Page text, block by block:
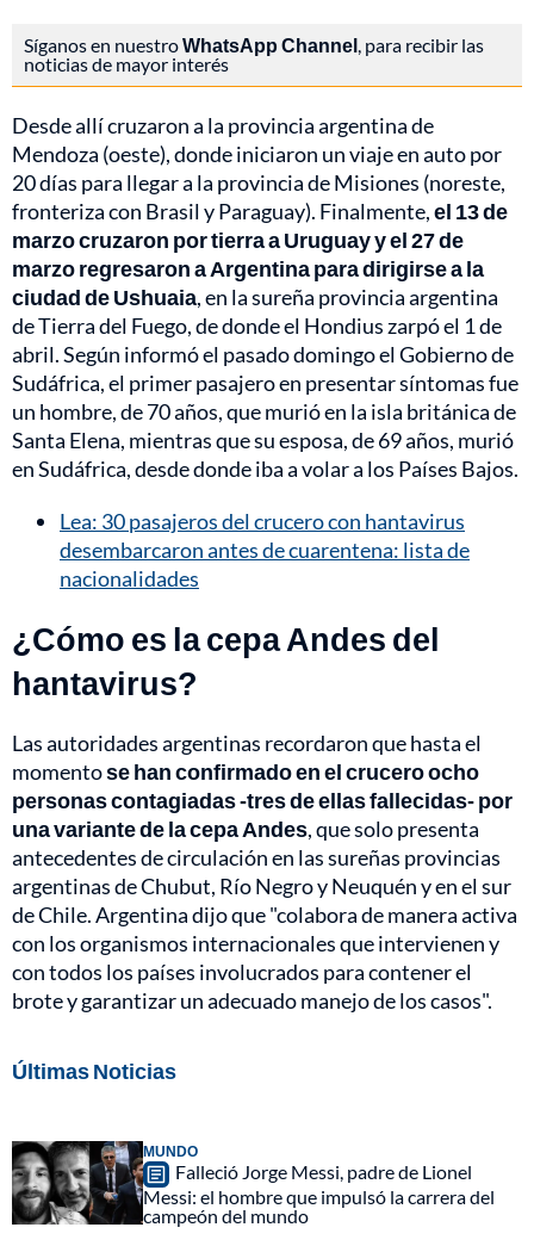
Síganos en nuestroWhatsApp Channel , para recibir las
noticias de mayor interés
Desde allí cruzaron a la provincia argentina de
Mendoza (oeste), donde iniciaron un viaje en auto por
20 días para llegar a la provincia de Misiones (noreste,
fronteriza con Brasil y Paraguay). Finalmente,el 13 de
marzo cruzaron por tierra a Uruguay y el 27 de
marzo regresaron a Argentina para dirigirse a la
ciudad de Ushuaia, en la sureña provincia argentina
de Tierra del Fuego, de donde el Hondius zarpó el 1 de
abril. Según informó el pasado domingo el Gobierno de
Sudáfrica, el primer pasajero en presentar síntomas fue
un hombre, de 70 años, que murió en la isla británica de
Santa Elena, mientras que su esposa, de 69 años, murió
en Sudáfrica, desde donde iba a volar a los Países Bajos.
Lea: 30 pasajeros del crucero con hantavirus
desembarcaron antes de cuarentena: lista de
nacionalidades
¿Cómo es la cepa Andes del
hantavirus?
Las autoridades argentinas recordaron que hasta el
momentose han confirmado en el crucero ocho
personas contagiadas -tres de ellas fallecidas- por
una variante de la cepa Andes, que solo presenta
antecedentes de circulación en las sureñas provincias
argentinas de Chubut, Río Negro y Neuquén y en el sur
de Chile. Argentina dijo que "colabora de manera activa
con los organismos internacionales que intervienen y
con todos los países involucrados para contener el
brote y garantizar un adecuado manejo de los casos".
Últimas Noticias
MUNDO
Falleció Jorge Messi, padre de Lionel
Messi: el hombre que impulsó la carrera del
campeón del mundo